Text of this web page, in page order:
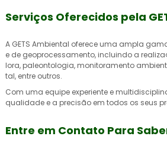
Serviços Oferecidos pela
A GETS Ambiental oferece uma ampla
e de geoprocessamento, incluindo a
lora, paleontologia, monitoramento
tal, entre outros.
Com uma equipe experiente e
qualidade e a precisão em todos os seus
Entre em Contato Para